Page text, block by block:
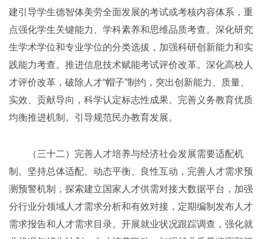
建引导学生德智体美劳全面发展的考试或考核内容体系，重
点强化学生关键能力、学科素养和思维品质考查。深化研究
生学术学位和专业学位的分类选拔，加强科研创新能力和实
践能力考查。推进信息技术赋能考试评价改革。深化高校人
才评价改革，破除人才“帽子”制约，突出创新能力、质量、
实效、贡献导向，科学认定标志性成果。完善义务教育优质
均衡推进机制。引导规范民办教育发展。
（三十二）完善人才培养与经济社会发展需要适配机
制。坚持总体适配、动态平衡、良性互动，完善人才需求预
测预警机制，探索建立国家人才供需对接大数据平台，加强
分行业分领域人才需求分析和有效对接，定期编制发布人才
需求报告和人才需求目录。开展就业状况跟踪调查，强化就